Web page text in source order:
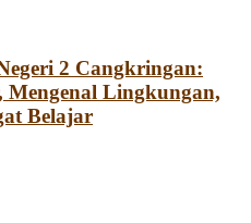
2 Cangkringan:
Lingkungan,
Belajar